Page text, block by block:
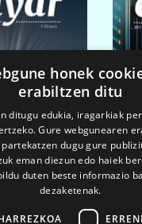
honek
erabiltzen ditu
ditugu edukia, iragarkiak
Gure webgunearen
dugu gure
eman diezun edo haiek
duten beste informazio
dezaketenak.